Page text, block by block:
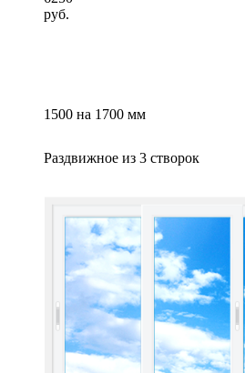
руб.
1500 на 1700 мм
Раздвижное из 3 створок